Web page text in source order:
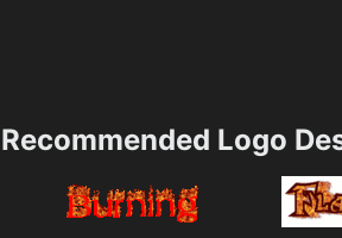
Recommended Logo